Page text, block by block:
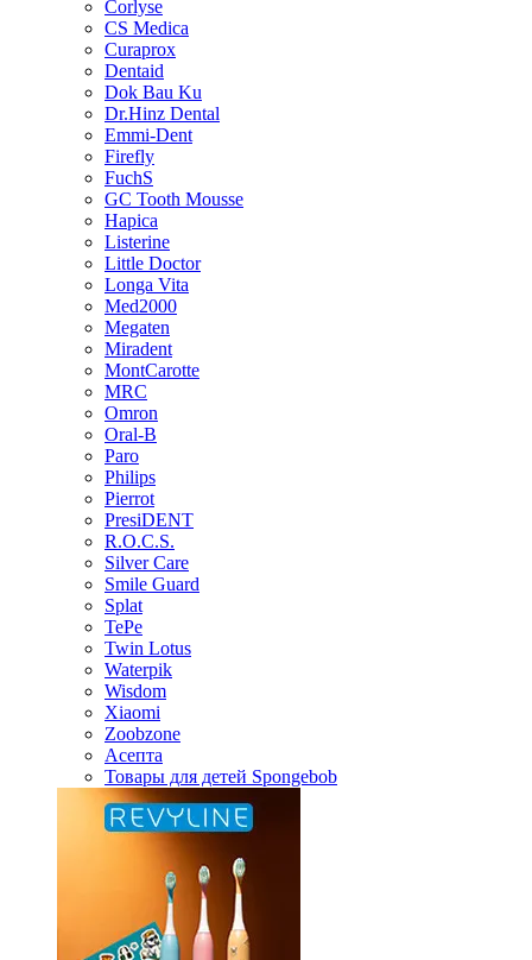
Corlyse
CS Medica
Curaprox
Dentaid
Dok Bau Ku
Dr.Hinz Dental
Emmi-Dent
Firefly
FuchS
GC Tooth Mousse
Hapica
Listerine
Little Doctor
Longa Vita
Med2000
Megaten
Miradent
MontCarotte
MRC
Omron
Oral-B
Paro
Philips
Pierrot
PresiDENT
R.O.C.S.
Silver Care
Smile Guard
Splat
TePe
Twin Lotus
Waterpik
Wisdom
Xiaomi
Zoobzone
Асепта
Товары для детей Spongebob